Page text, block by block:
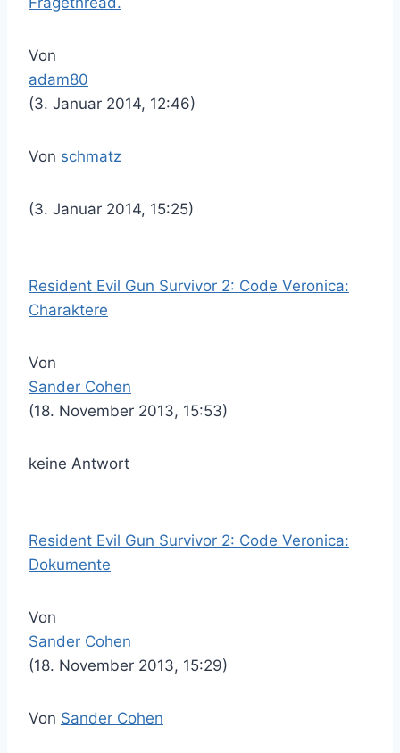
Von
adam80
(3. Januar 2014, 12:46)
Von schmatz
(3. Januar 2014, 15:25)
Resident Evil Gun Survivor 2: Code Veronica:
Charaktere
Von
Sander Cohen
(18. November 2013, 15:53)
keine Antwort
Resident Evil Gun Survivor 2: Code Veronica:
Dokumente
Von
Sander Cohen
(18. November 2013, 15:29)
Von Sander Cohen